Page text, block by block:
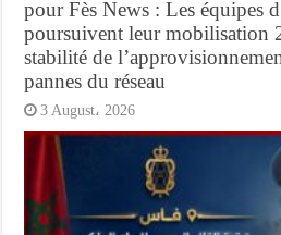
pour Fès News : Les équipes
poursuivent leur mobilisation
stabilité de
pannes du réseau
3 August، 2026